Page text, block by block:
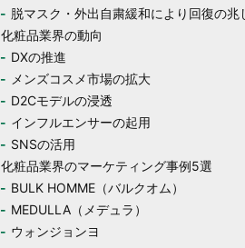
脱マスク・外出自粛緩和により回復の兆
化粧品業界の動向
DXの推進
メンズコスメ市場の拡大
D2Cモデルの浸透
インフルエンサーの起用
SNSの活用
化粧品業界のマーケティング事例5選
BULK HOMME（バルクオム）
MEDULLA（メデュラ）
ウォンジョンヨ